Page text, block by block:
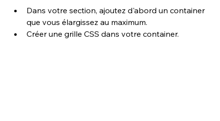
Dans votre section, ajoutez d'abord un container
que vous élargissez au maximum.
Créer une grille CSS dans votre container.